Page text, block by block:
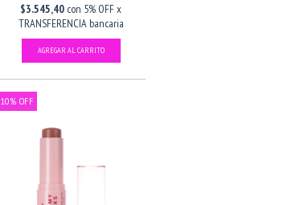
$3.545,40 con 5% OFF x
TRANSFERENCIA bancaria
10% OFF